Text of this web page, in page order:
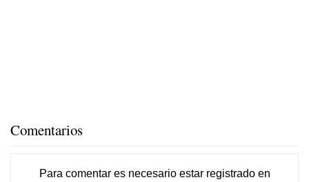
Comentarios
Para comentar es necesario estar registradoen